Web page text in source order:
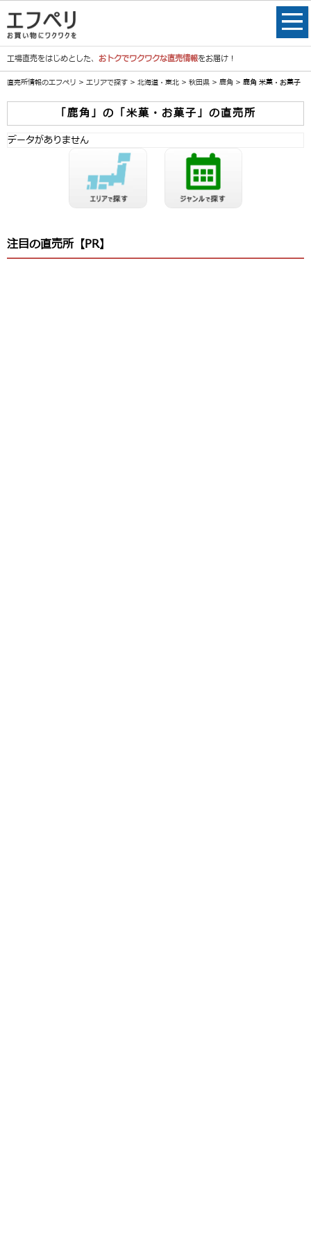
工場直売をはじめとした、 おトクでワクワクな直売情報をお届け！
直売所情報のエフペリ > エリアで探す > 北海道・東北 > 秋田県 > 鹿角 > 鹿角 米菓・お菓子
「鹿角」の「米菓・お菓子」の直売所
データがありません
注目の直売所【PR】